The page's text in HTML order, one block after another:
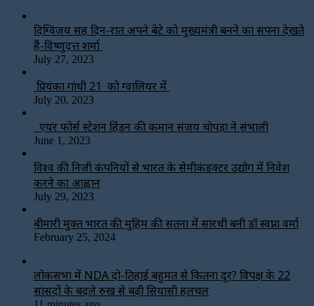
दिग्विजय सिंह दिन-रात अपने बेटे को मुख्यमंत्री बनने का सपना देखते
हैं-विष्णुदत्त शर्मा
July 27, 2023
प्रियंका गांधी 21 को ग्वालियर में
July 20, 2023
एयर फोर्स स्टेशन हिंडन की कमान संजय चोपड़ा ने संभाली
June 1, 2023
विश्‍व की निजी कंपनियों से भारत के सेमीकंडक्टर उद्योग में निवेश
करने का आह्वान
July 29, 2023
बीमारी मुक्त भारत की मुहिम की सतना में सारथी बनी डाॅ स्वप्ना वर्मा
February 25, 2024
लोकसभा में NDA दो-तिहाई बहुमत से कितना दूर? विपक्ष के 22
सांसदों के बदले रुख से बढ़ी सियासी हलचल